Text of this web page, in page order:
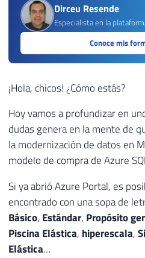
Dirceu Resende
Especialista en la
Conoce mis
¡Hola, chicos! ¿Cómo estás?
Hoy vamos a profundizar en
dudas genera en la mente de
la modernización de datos en
modelo de compra de Azure
Si ya abrió Azure Portal, es
encontrado con una sopa de
Básico, Estándar, Propósito
Piscina Elástica, hiperescala,
Elástica…